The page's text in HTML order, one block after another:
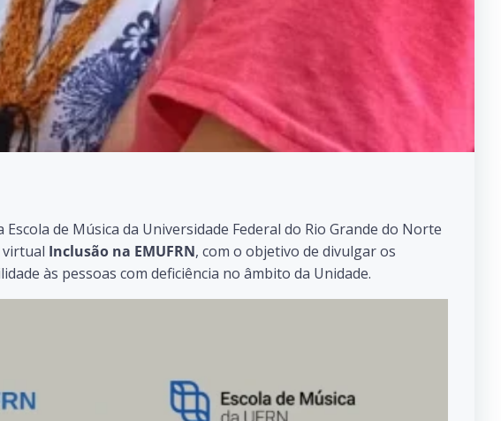
de Música da Universidade Federal do Rio Grande do Norte
virtual Inclusão na EMUFRN, com o objetivo de divulgar os
às pessoas com deficiência no âmbito da Unidade.